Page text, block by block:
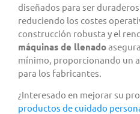
diseñados para ser
reduciendo los costes
construcción robusta y el
máquinas de llenado
mínimo, proporcionando un
para los fabricantes.
¿Interesado en mejorar su
productos de cuidado